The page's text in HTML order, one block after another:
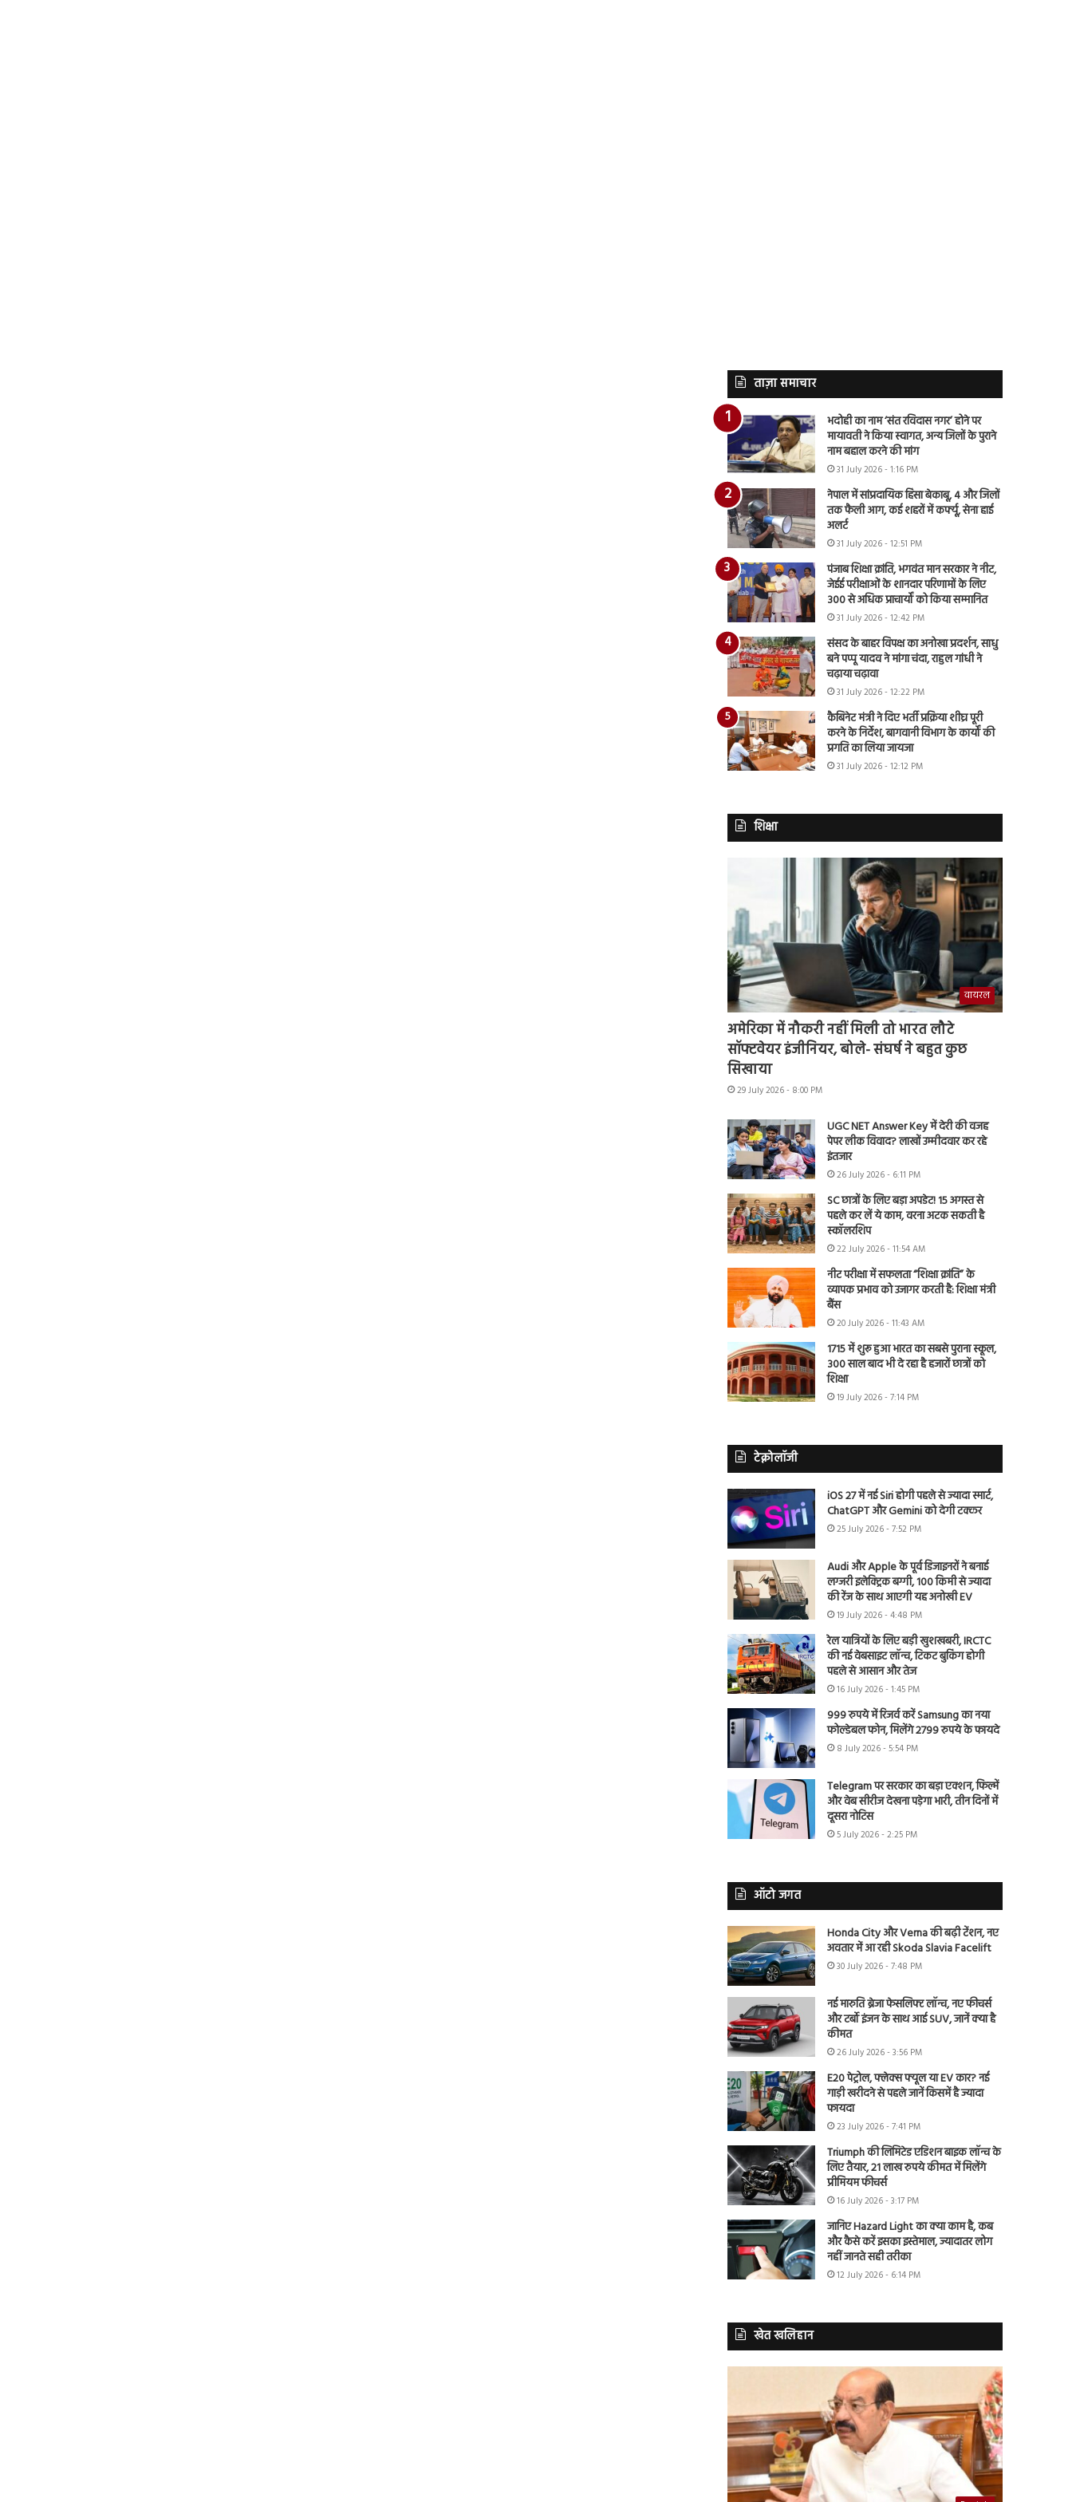
ताज़ा समाचार
भदोही का नाम ‘संत रविदास नगर’ होने पर
मायावती ने किया स्वागत, अन्य जिलों के पुराने
नाम बहाल करने की मांग
31 July 2026 - 1:16 PM
नेपाल में सांप्रदायिक हिंसा बेकाबू, 4 और जिलों
तक फैली आग, कई शहरों में कर्फ्यू, सेना हाई
अलर्ट
31 July 2026 - 12:51 PM
पंजाब शिक्षा क्रांति, भगवंत मान सरकार ने नीट,
जेईई परीक्षाओं के शानदार परिणामों के लिए
300 से अधिक प्राचार्यों को किया सम्मानित
31 July 2026 - 12:42 PM
संसद के बाहर विपक्ष का अनोखा प्रदर्शन, साधु
बने पप्पू यादव ने मांगा चंदा, राहुल गांधी ने
चढ़ाया चढ़ावा
31 July 2026 - 12:22 PM
कैबिनेट मंत्री ने दिए भर्ती प्रक्रिया शीघ्र पूरी
करने के निर्देश, बागवानी विभाग के कार्यों की
प्रगति का लिया जायजा
31 July 2026 - 12:12 PM
शिक्षा
वायरल
अमेरिका में नौकरी नहीं मिली तो भारत लौटे
सॉफ्टवेयर इंजीनियर, बोले- संघर्ष ने बहुत कुछ
सिखाया
29 July 2026 - 8:00 PM
UGC NET Answer Key में देरी की वजह
पेपर लीक विवाद? लाखों उम्मीदवार कर रहे
इंतजार
26 July 2026 - 6:11 PM
SC छात्रों के लिए बड़ा अपडेट! 15 अगस्त से
पहले कर लें ये काम, वरना अटक सकती है
स्कॉलरशिप
22 July 2026 - 11:54 AM
नीट परीक्षा में सफलता “शिक्षा क्रांति” के
व्यापक प्रभाव को उजागर करती है: शिक्षा मंत्री
बैंस
20 July 2026 - 11:43 AM
1715 में शुरू हुआ भारत का सबसे पुराना स्कूल,
300 साल बाद भी दे रहा है हजारों छात्रों को
शिक्षा
19 July 2026 - 7:14 PM
टेक्नोलॉजी
iOS 27 में नई Siri होगी पहले से ज्यादा स्मार्ट,
ChatGPT और Gemini को देगी टक्कर
25 July 2026 - 7:52 PM
Audi और Apple के पूर्व डिजाइनरों ने बनाई
लग्जरी इलेक्ट्रिक बग्गी, 100 किमी से ज्यादा
की रेंज के साथ आएगी यह अनोखी EV
19 July 2026 - 4:48 PM
रेल यात्रियों के लिए बड़ी खुशखबरी, IRCTC
की नई वेबसाइट लॉन्च, टिकट बुकिंग होगी
पहले से आसान और तेज
16 July 2026 - 1:45 PM
999 रुपये में रिजर्व करें Samsung का नया
फोल्डेबल फोन, मिलेंगे 2799 रुपये के फायदे
8 July 2026 - 5:54 PM
Telegram पर सरकार का बड़ा एक्शन, फिल्में
और वेब सीरीज देखना पड़ेगा भारी, तीन दिनों में
दूसरा नोटिस
5 July 2026 - 2:25 PM
ऑटो जगत
Honda City और Verna की बढ़ी टेंशन, नए
अवतार में आ रही Skoda Slavia Facelift
30 July 2026 - 7:48 PM
नई मारुति ब्रेजा फेसलिफ्ट लॉन्च, नए फीचर्स
और टर्बो इंजन के साथ आई SUV, जानें क्या है
कीमत
26 July 2026 - 3:56 PM
E20 पेट्रोल, फ्लेक्स फ्यूल या EV कार? नई
गाड़ी खरीदने से पहले जानें किसमें है ज्यादा
फायदा
23 July 2026 - 7:41 PM
Triumph की लिमिटेड एडिशन बाइक लॉन्च के
लिए तैयार, 21 लाख रुपये कीमत में मिलेंगे
प्रीमियम फीचर्स
16 July 2026 - 3:17 PM
जानिए Hazard Light का क्या काम है, कब
और कैसे करें इसका इस्तेमाल, ज्यादातर लोग
नहीं जानते सही तरीका
12 July 2026 - 6:14 PM
खेत खलिहान